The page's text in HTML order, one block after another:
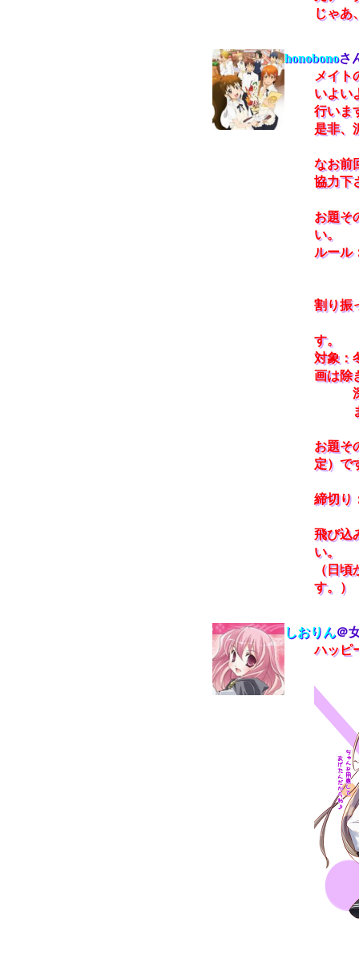
じゃあ
honobonoさ
メイト
いよい
行いま
是非、
なお前
協力下
お題そ
い。
ルール
割り振
す。
対象：
画は除
深夜
また
お題そ
定）で
締切り
飛び込
い。
（日
す。）
しおりん＠
ハッピ